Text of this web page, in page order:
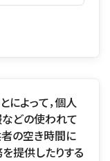
によって，個人
などの使われて
の空き時間に
提供したりする